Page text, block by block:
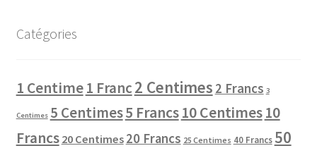
Catégories
1 Centime1 Franc2 Centimes 2 Francs 3
Centimes 5 Centimes5 Francs10 Centimes10
Francs 20 Centimes 20 Francs 25 Centimes 40 Francs 50